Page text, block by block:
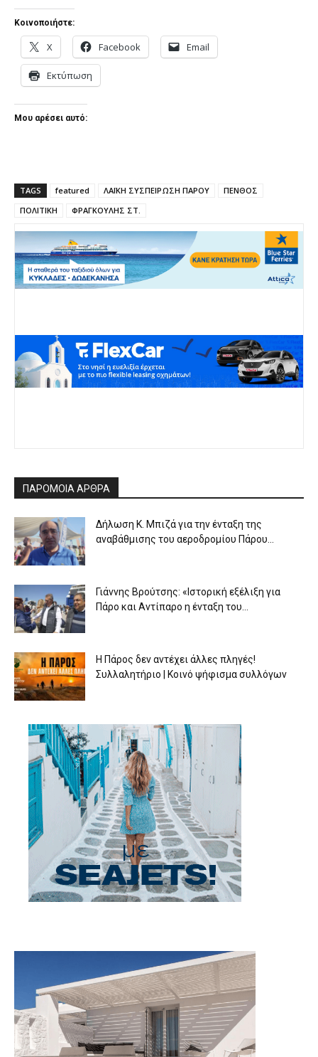
Κοινοποιήστε:
X Facebook Email
Εκτύπωση
Μου αρέσει αυτό:
TAGS featured ΛΑΪΚΗ ΣΥΣΠΕΙΡΩΣΗ ΠΑΡΟΥ
ΠΕΝΘΟΣ
ΠΟΛΙΤΙΚΗ
ΦΡΑΓΚΟΥΛΗΣ ΣΤ.
ΠΑΡΟΜΟΙΑ ΑΡΘΡΑ
Δήλωση Κ. Μπιζά για την ένταξη της
αναβάθμισης του αεροδρομίου Πάρου...
Γιάννης Βρούτσης: «Ιστορική εξέλιξη για
Πάρο και Αντίπαρο η ένταξη του...
Η Πάρος δεν αντέχει άλλες πληγές!
Συλλαλητήριο | Κοινό ψήφισμα συλλόγων